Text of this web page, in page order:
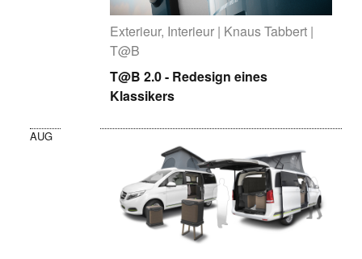
Exterieur, Interieur | Knaus Tabbert |
T@B
T@B 2.0 - Redesign eines
Klassikers
AUG